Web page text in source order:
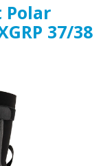
Polar
37/38